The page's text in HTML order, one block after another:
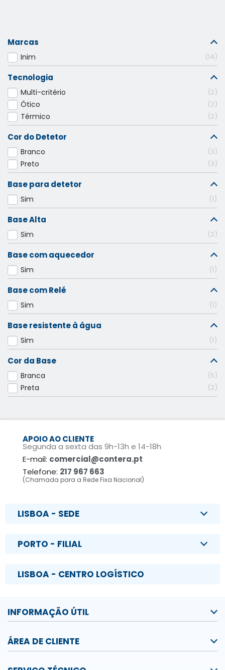
Marcas
Inim 14
Tecnologia
Multi-critério 2
Ótico 2
Térmico 2
Cor do Detetor
Branco 3
Preto 3
Base para detetor
Sim 1
Base Alta
Sim 2
Base com aquecedor
Sim 1
Base com Relé
Sim 1
Base resistente à água
Sim 1
Cor da Base
Branca 5
Preta 2
APOIO AO CLIENTE
Segunda a sexta das 9h-13h e 14-18h
E-mail: comercial@contera.pt
Telefone: 217 967 663
(Chamada para a Rede Fixa Nacional)
LISBOA - SEDE
PORTO - FILIAL
LISBOA - CENTRO LOGÍSTICO
INFORMAÇÃO ÚTIL
ÁREA DE CLIENTE